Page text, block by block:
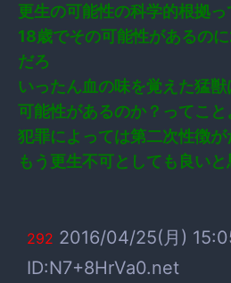
更生の可能性の科学的根拠
18歳でその可能性があるの
だろ
いったん血の味を覚えた猛
可能性があるのか？ってこと
犯罪によっては第二次性徴
もう更生不可としても良いと
292 2016/04/25(月)
ID:N7+8HrVa0.net